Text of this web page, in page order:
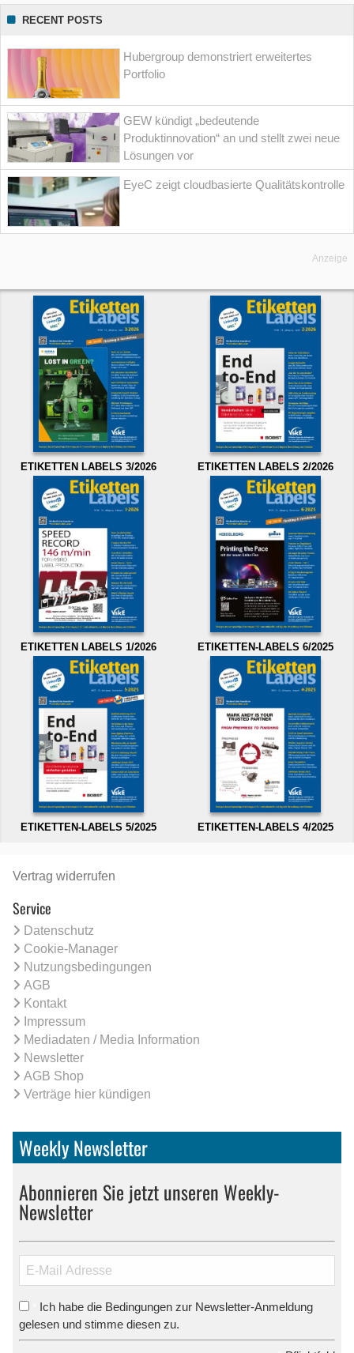
RECENT POSTS
Hubergroup demonstriert erweitertes
Portfolio
GEW kündigt „bedeutende
Produktinnovation“ an und stellt zwei neue
Lösungen vor
EyeC zeigt cloudbasierte Qualitätskontrolle
Anzeige
ETIKETTEN LABELS 3/2026 ETIKETTEN LABELS 2/2026
ETIKETTEN LABELS 1/2026 ETIKETTEN-LABELS 6/2025
ETIKETTEN-LABELS 5/2025 ETIKETTEN-LABELS 4/2025
Vertrag widerrufen
Service
Datenschutz
Cookie-Manager
Nutzungsbedingungen
AGB
Kontakt
Impressum
Mediadaten / Media Information
Newsletter
AGB Shop
Verträge hier kündigen
Weekly Newsletter
Abonnieren Sie jetzt unseren Weekly-
Newsletter
Ich habe die Bedingungen zur Newsletter-Anmeldung
gelesen und stimme diesen zu.